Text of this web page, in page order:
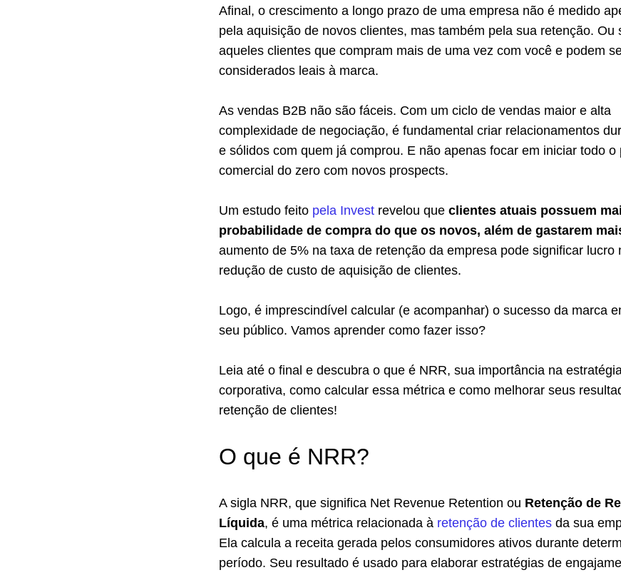
Afinal, o crescimento a longo prazo de uma empresa não é medido
pela aquisição de novos clientes, mas também pela sua retenção. Ou
aqueles clientes que compram mais de uma vez com você e podem
considerados leais à marca.
As vendas B2B não são fáceis. Com um ciclo de vendas maior e alta
complexidade de negociação, é fundamental criar relacionamentos
e sólidos com quem já comprou. E não apenas focar em iniciar todo o
comercial do zero com novos prospects.
Um estudo feito pela Invest revelou que clientes atuais possuem
probabilidade de compra do que os novos, além de gastarem
aumento de 5% na taxa de retenção da empresa pode significar lucro
redução de custo de aquisição de clientes.
Logo, é imprescindível calcular (e acompanhar) o sucesso da marca
seu público. Vamos aprender como fazer isso?
Leia até o final e descubra o que é NRR, sua importância na
corporativa, como calcular essa métrica e como melhorar seus
retenção de clientes!
O que é NRR?
A sigla NRR, que significa Net Revenue Retention ou Retenção de
Líquida, é uma métrica relacionada à retenção de clientes da sua
Ela calcula a receita gerada pelos consumidores ativos durante
período. Seu resultado é usado para elaborar estratégias de